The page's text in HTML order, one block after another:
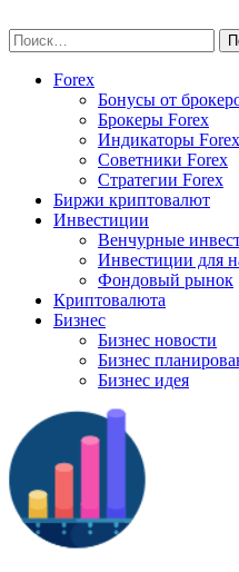
to
content
Найти:
Forex
Бонусы от
Брокеры Forex
Индикаторы Forex
Советники Forex
Стратегии Forex
Биржи криптовалют
Инвестиции
Венчурные
Инвестиции для
Фондовый рынок
Криптовалюта
Бизнес
Бизнес новости
Бизнес
Бизнес идея